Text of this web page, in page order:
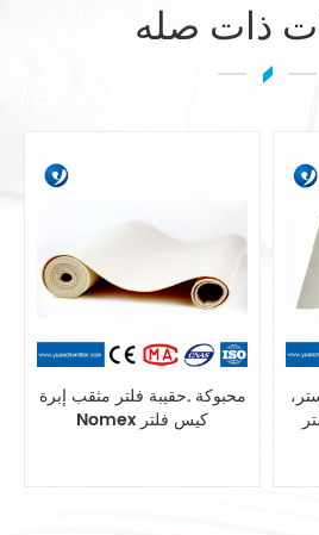
ذات صله
أكياس تصفية الغبار البوليستر،
حقيبة فلتر الغبار البوليستر